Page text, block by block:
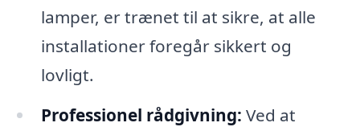
lamper, er trænet til at sikre, at alle
installationer foregår sikkert og
lovligt.
Professionel rådgivning: Ved at